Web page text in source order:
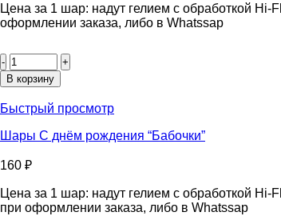
Цена за 1 шар: надут гелием с обработкой
оформлении заказа, либо в Whatssap
товара
Шары
днём
“Ромашки”
В корзину
Быстрый просмотр
Шары С днём рождения “Бабочки”
160 ₽
Цена за 1 шар: надут гелием с обработкой Hi-
при оформлении заказа, либо в Whatssap